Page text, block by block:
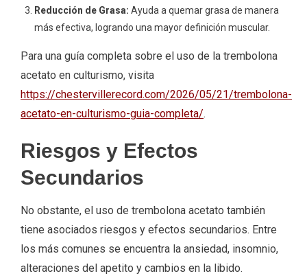
Reducción de Grasa: Ayuda a quemar grasa de manera
más efectiva, logrando una mayor definición muscular.
Para una guía completa sobre el uso de la trembolona
acetato en culturismo, visita
https://chestervillerecord.com/2026/05/21/trembolona-
acetato-en-culturismo-guia-completa/.
Riesgos y Efectos
Secundarios
No obstante, el uso de trembolona acetato también
tiene asociados riesgos y efectos secundarios. Entre
los más comunes se encuentra la ansiedad, insomnio,
alteraciones del apetito y cambios en la libido.